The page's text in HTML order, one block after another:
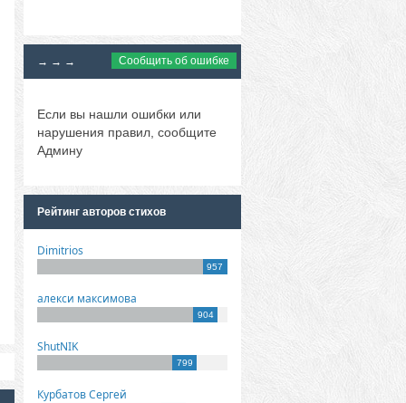
→ → → Сообщить об ошибке
Если вы нашли ошибки или
нарушения правил, сообщите
Админу
Рейтинг авторов стихов
Dimitrios
957
алекси максимова
904
ShutNIK
799
Курбатов Сергей